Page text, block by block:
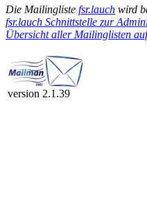
Die Mailingliste fsr.lauch wird
fsr.lauch Schnittstelle zur
Übersicht aller Mailinglisten
version 2.1.39